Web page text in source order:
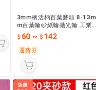
3mm柄活柄百葉磨頭 8-13m
m百葉輪砂紙輪拋光輪 工業用
砂紙輪
60~ 142
運費券